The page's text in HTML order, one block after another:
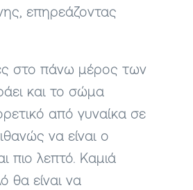
επηρεάζοντας
στο πάνω μέρος των
και το σώμα
από γυναίκα σε
να είναι ο
πιο λεπτό. Καμιά
θα είναι να